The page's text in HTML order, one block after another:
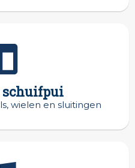
schuifpui
wielen en sluitingen